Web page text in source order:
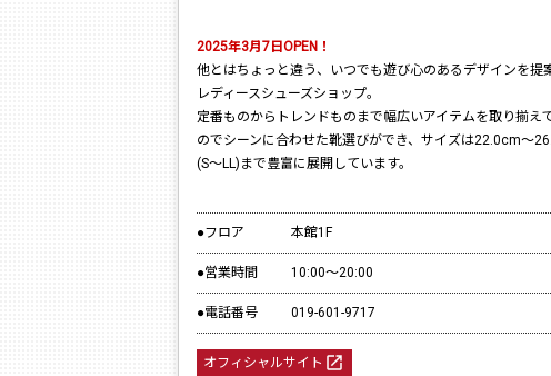
2025年3月7日OPEN！
他とはちょっと違う、いつでも遊び心のあるデザインを提
レディースシューズショップ。
定番ものからトレンドものまで幅広いアイテムを取り揃え
のでシーンに合わせた靴選びができ、サイズは22.0cm〜
(S〜LL)まで豊富に展開しています。
●フロア 本館1F
●営業時間 10:00〜20:00
●電話番号 019-601-9717
オフィシャルサイト launch